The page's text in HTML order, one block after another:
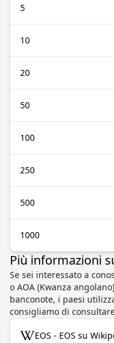
5
10
20
50
100
250
500
1000
Più informazioni
Se sei interessato a
o AOA (Kwanza
banconote, i paesi
consigliamo di
EOS - EOS su